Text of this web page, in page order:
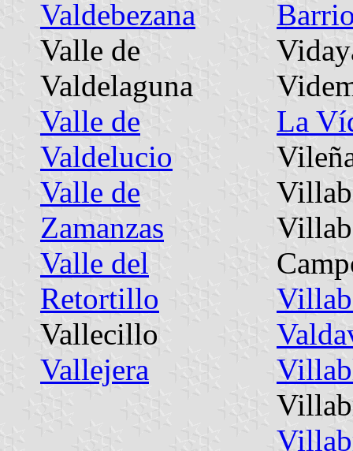
Valdebezana
Valle de
Valdelaguna
Valle de
Valdelucio
Valle de
Zamanzas
Valle del
Retortillo
Vallecillo
Vallejera
La